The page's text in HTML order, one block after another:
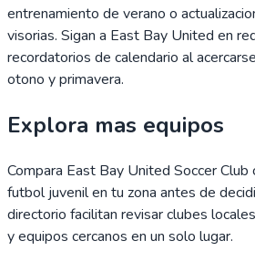
entrenamiento de verano o
visorias. Sigan a East Bay United en
recordatorios de calendario al
otono y primavera.
Explora mas equipos
Compara East Bay United Soccer Club
futbol juvenil en tu zona antes de
directorio facilitan revisar clubes
y equipos cercanos en un solo lugar.